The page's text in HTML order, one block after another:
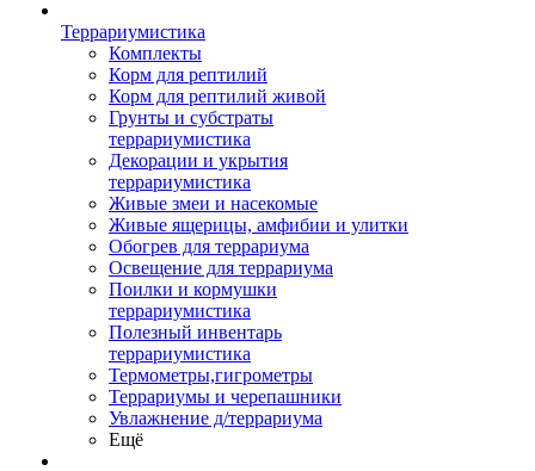
Террариумистика
Комплекты
Корм для рептилий
Корм для рептилий живой
Грунты и субстраты
террариумистика
Декорации и укрытия
террариумистика
Живые змеи и насекомые
Живые ящерицы, амфибии и улитки
Обогрев для террариума
Освещение для террариума
Поилки и кормушки
террариумистика
Полезный инвентарь
террариумистика
Термометры,гигрометры
Террариумы и черепашники
Увлажнение д/террариума
Ещё